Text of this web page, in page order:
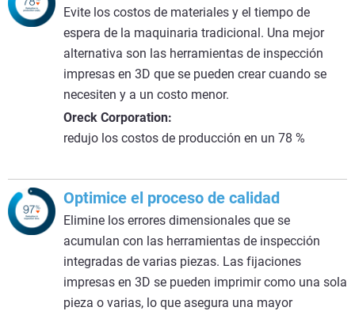
Evite los costos de materiales y el tiempo de
espera de la maquinaria tradicional. Una mejor
alternativa son las herramientas de inspección
impresas en 3D que se pueden crear cuando se
necesiten y a un costo menor.
Oreck Corporation:
redujo los costos de producción en un 78 %
Optimice el proceso de calidad
Elimine los errores dimensionales que se
acumulan con las herramientas de inspección
integradas de varias piezas. Las fijaciones
impresas en 3D se pueden imprimir como una sola
pieza o varias, lo que asegura una mayor